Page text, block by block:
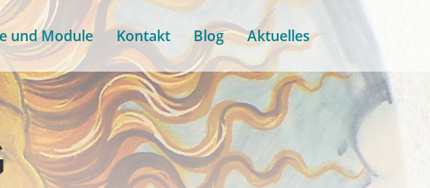
und Module Kontakt Blog Aktuelles